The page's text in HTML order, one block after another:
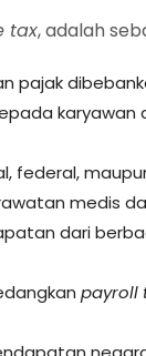
tax, adalah
pajak
federal,
medis
dari
payroll